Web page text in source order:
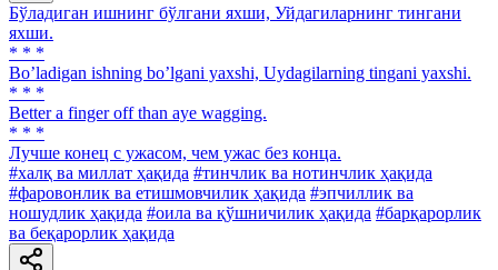
Бўладиган ишнинг бўлгани яхши, Уйдагиларнинг тингани
яхши.
* * *
Boʼladigan ishning boʼlgani yaxshi, Uydagilarning tingani yaxshi.
* * *
Better a finger off than aye wagging.
* * *
Лучше конец с ужасом, чем ужас без конца.
#халқ ва миллат ҳақида #тинчлик ва нотинчлик ҳақида
#фаровонлик ва етишмовчилик ҳақида #эпчиллик ва
ношудлик ҳақида #оила ва қўшничилик ҳақида #барқарорлик
ва беқарорлик ҳақида